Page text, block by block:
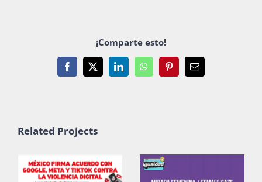
¡Comparte esto!
Facebook
X LinkedInWhatsAppPinterestEmail
Related Projects